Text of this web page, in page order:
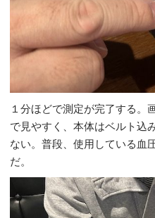
１分ほどで測定が完了する。
で見やすく、本体はベルト込
ない。普段、使用している血
だ。